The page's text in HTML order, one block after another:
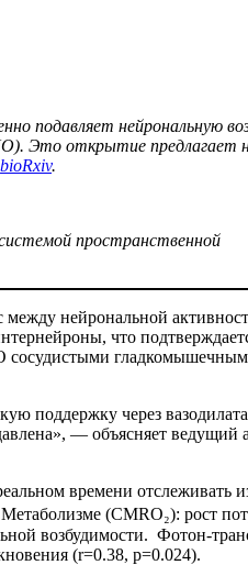
подавляет нейрональную
). Это открытие предлагает
bioRxiv.
пространственной
нейрональной
что
сосудистыми
поддержку через
— объясняет
времени отслеживать
(CMRO₂): рост
возбудимости. Фотон-
(r=0.38, p=0.024).